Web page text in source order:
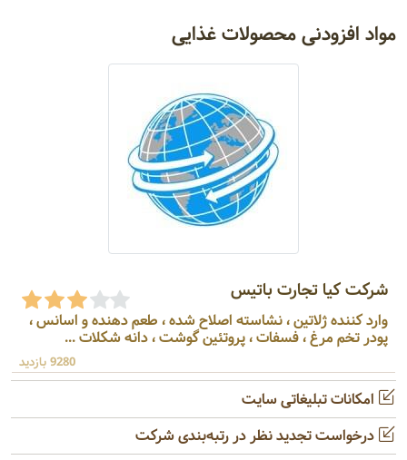
مواد افزودنی محصولات غذایی
شرکت کیا تجارت باتیس
وارد کننده ژلاتین ، نشاسته اصلاح شده ، طعم دهنده و اسانس ،
پودر تخم مرغ ، فسفات ، پروتئین گوشت ، دانه شکلات ...
9280 بازدید
امکانات تبلیغاتی سایت
درخواست تجدید نظر در رتبه‌بندی شرکت